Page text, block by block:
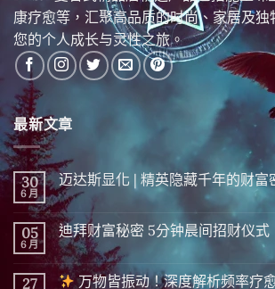
康疗愈等，汇聚高品质的时尚、家居及
您的个人成长与灵性之旅。
最新文章
30
6 月
迈达斯显化 | 精英隐藏千年的财富
在
〈迈
达
斯
显
化
|
精
尚
無
留
言
05
6 月
迪拜财富秘密 5分钟晨间招财仪式
在
〈迪
拜
财
尚
無
留
言
27 万物皆振动！深度解析频率疗